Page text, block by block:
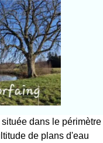
située dans le périmètre
de plans d'eau